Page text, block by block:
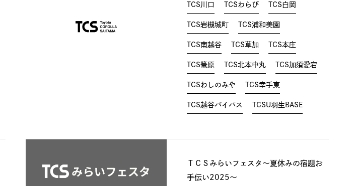
TCS川口 TCSわらび TCS白岡
TCS岩槻城町 TCS浦和美園
TCS南越谷 TCS草加 TCS本庄
TCS篭原 TCS北本中丸 TCS加須愛宕
TCSわしのみや TCS幸手東
TCS越谷バイパス TCSU羽生BASE
ＴＣＳみらいフェスタ～夏休みの宿題お
手伝い2025～